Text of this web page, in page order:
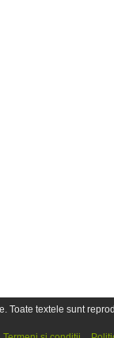
Toate textele sunt